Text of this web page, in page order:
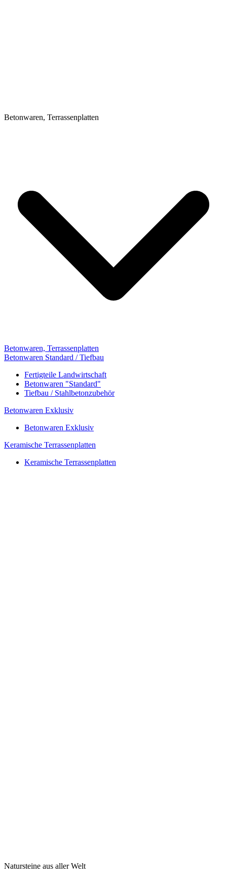
Betonwaren, Terrassenplatten
Betonwaren, Terrassenplatten
Betonwaren Standard / Tiefbau
Fertigteile Landwirtschaft
Betonwaren "Standard"
Tiefbau / Stahlbetonzubehör
Betonwaren Exklusiv
Betonwaren Exklusiv
Keramische Terrassenplatten
Keramische Terrassenplatten
Natursteine aus aller Welt